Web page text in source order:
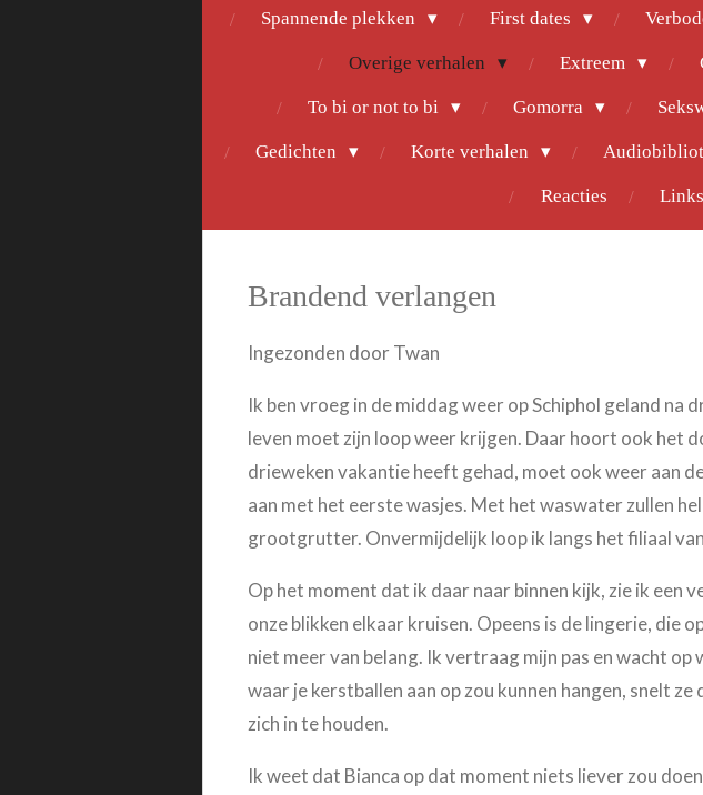
Spannende plekken First dates
Overige verhalen Extreem
To bi or not to bi Gomorra
Gedichten Korte verhalen
Reacties Links
Brandend verlangen
Ingezonden door Twan
Ik ben vroeg in de middag weer op Schiphol geland
leven moet zijn loop weer krijgen. Daar hoort ook het
drieweken vakantie heeft gehad, moet ook weer aan
aan met het eerste wasjes. Met het waswater zullen
grootgrutter. Onvermijdelijk loop ik langs het filiaal
Op het moment dat ik daar naar binnen kijk, zie ik
onze blikken elkaar kruisen. Opeens is de lingerie, die
niet meer van belang. Ik vertraag mijn pas en wacht
waar je kerstballen aan op zou kunnen hangen, snelt
zich in te houden.
Ik weet dat Bianca op dat moment niets liever zou